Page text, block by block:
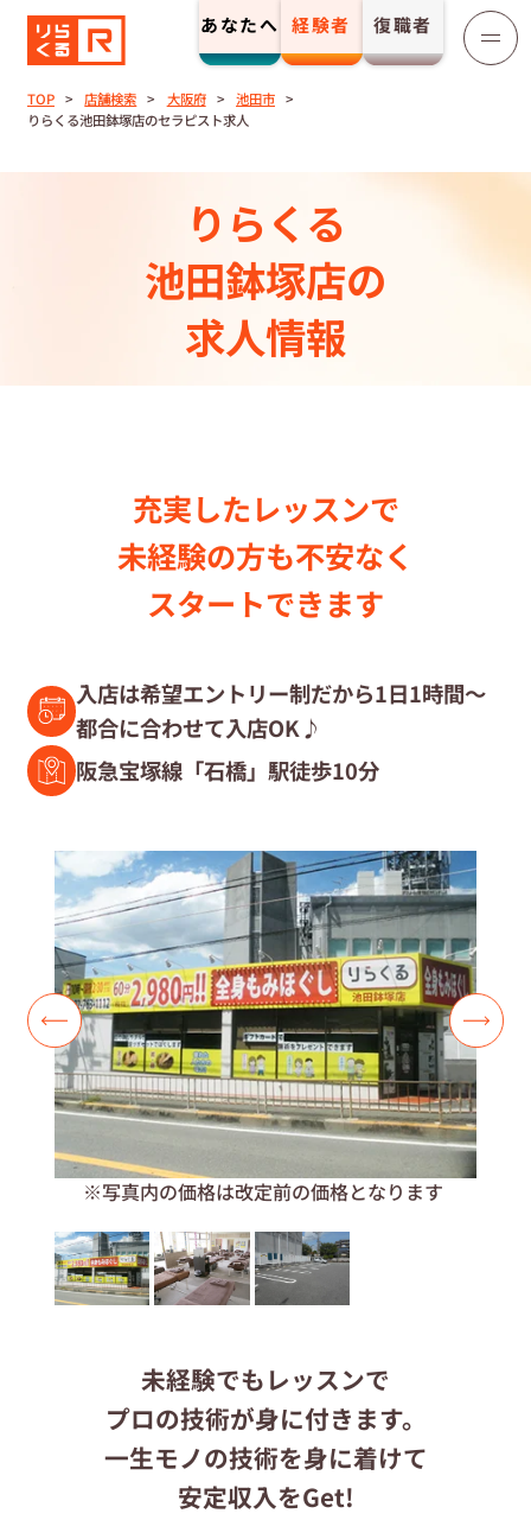
あなたへ 経験者 復職者
りらくる
セラピスト募集
セラピストストーリー⼀覧
収⼊とサポート
トレーニングセンター一覧
セラピスト募集中の店舗検索
復職セラピスト募集
コラム一覧
よくあるご質問
応募する
りらくるサイト
TOP 店舗検索 大阪府
池田市
りらくる池田鉢塚店のセラピスト求人
りらくる
池田鉢塚店の
求人情報
充実したレッスンで
未経験の⽅も不安なく
スタートできます
入店は希望エントリー制だから1日1時間～
都合に合わせて入店OK♪
阪急宝塚線「石橋」駅徒歩10分
※写真内の価格は改定前の価格となります
未経験でもレッスンで
プロの技術が身に付きます。
一生モノの技術を身に着けて
安定収入をGet!